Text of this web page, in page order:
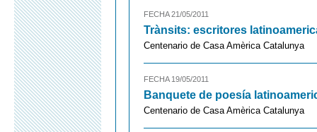
FECHA 21/05/2011
Trànsits: escritores
Centenario de Casa Amèrica Catalunya
FECHA 19/05/2011
Banquete de poesía
Centenario de Casa Amèrica Catalunya